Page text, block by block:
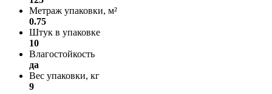
Метраж упаковки, м²
0.75
Штук в упаковке
10
Влагостойкость
да
Вес упаковки, кг
9